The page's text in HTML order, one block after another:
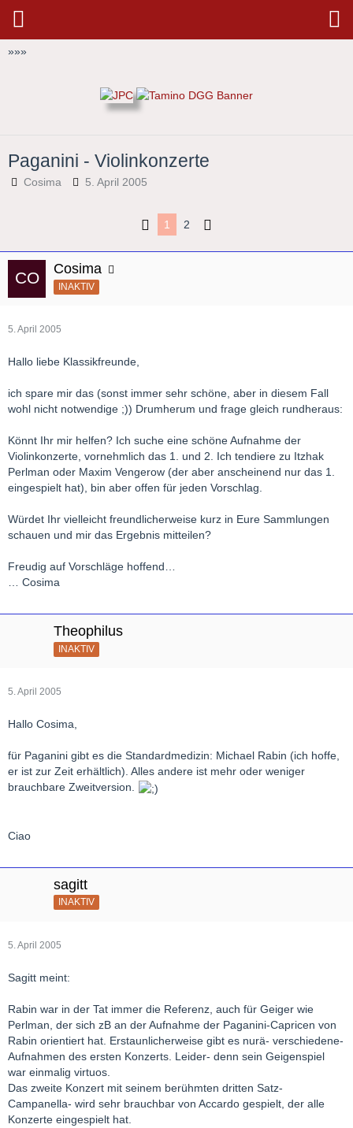
»»»
Paganini - Violinkonzerte
Cosima 5. April 2005
1 2
Cosima
INAKTIV
5. April 2005
Hallo liebe Klassikfreunde,
ich spare mir das (sonst immer sehr schöne, aber in diesem Fall
wohl nicht notwendige ;)) Drumherum und frage gleich rundheraus:
Könnt Ihr mir helfen? Ich suche eine schöne Aufnahme der
Violinkonzerte, vornehmlich das 1. und 2. Ich tendiere zu Itzhak
Perlman oder Maxim Vengerow (der aber anscheinend nur das 1.
eingespielt hat), bin aber offen für jeden Vorschlag.
Würdet Ihr vielleicht freundlicherweise kurz in Eure Sammlungen
schauen und mir das Ergebnis mitteilen?
Freudig auf Vorschläge hoffend…
… Cosima
Theophilus
INAKTIV
5. April 2005
Hallo Cosima,
für Paganini gibt es die Standardmedizin: Michael Rabin (ich hoffe,
er ist zur Zeit erhältlich). Alles andere ist mehr oder weniger
brauchbare Zweitversion.
Ciao
sagitt
INAKTIV
5. April 2005
Sagitt meint:
Rabin war in der Tat immer die Referenz, auch für Geiger wie
Perlman, der sich zB an der Aufnahme der Paganini-Capricen von
Rabin orientiert hat. Erstaunlicherweise gibt es nurä- verschiedene-
Aufnahmen des ersten Konzerts. Leider- denn sein Geigenspiel
war einmalig virtuos.
Das zweite Konzert mit seinem berühmten dritten Satz-
Campanella- wird sehr brauchbar von Accardo gespielt, der alle
Konzerte eingespielt hat.